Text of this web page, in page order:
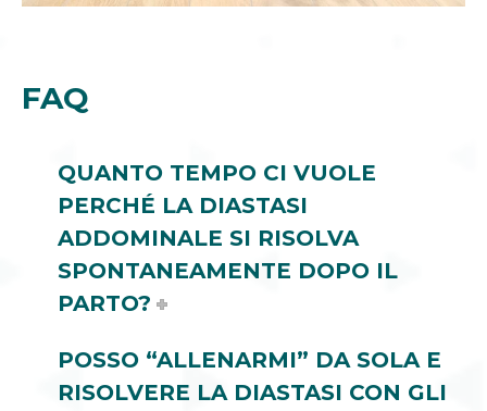
FAQ
QUANTO TEMPO CI VUOLE
PERCHÉ LA DIASTASI
ADDOMINALE SI RISOLVA
SPONTANEAMENTE DOPO IL
PARTO?
POSSO “ALLENARMI” DA SOLA E
RISOLVERE LA DIASTASI CON GLI